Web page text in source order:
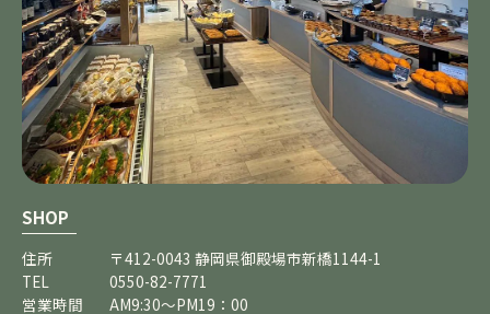
SHOP
住所
〒412-0043 静岡県御殿場市新橋1144-1
TEL
0550-82-7771
営業時間
AM9:30～PM19：00